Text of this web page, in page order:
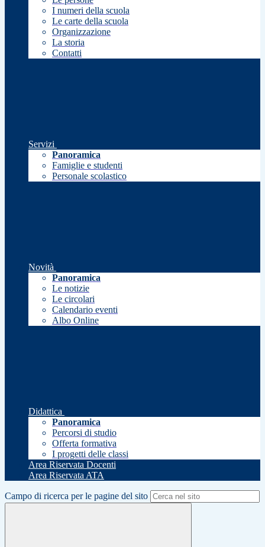
I numeri della scuola
Le carte della scuola
Organizzazione
La storia
Contatti
Servizi
Panoramica
Famiglie e studenti
Personale scolastico
Novità
Panoramica
Le notizie
Le circolari
Calendario eventi
Albo Online
Didattica
Panoramica
Percorsi di studio
Offerta formativa
I progetti delle classi
Area Riservata Docenti
Area Riservata ATA
Campo di ricerca per le pagine del sito